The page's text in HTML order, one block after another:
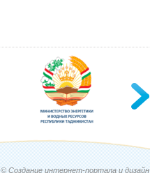
© Создание интернет-портала и дизайн